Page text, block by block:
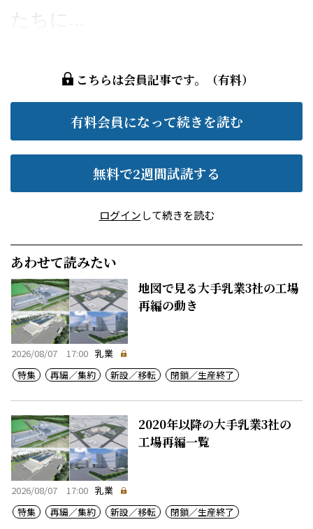
たちに...
こちらは会員記事です。（有料）
有料会員になって続きを読む
無料で2週間試読する
ログインして続きを読む
あわせて読みたい
地図で見る大手乳業3社の工場
再編の動き
2026/08/07 17:00 乳業
特集
再編／集約 新設／移転 閉鎖／生産終了
2020年以降の大手乳業3社の
工場再編一覧
2026/08/07 17:00 乳業
特集
再編／集約 新設／移転 閉鎖／生産終了